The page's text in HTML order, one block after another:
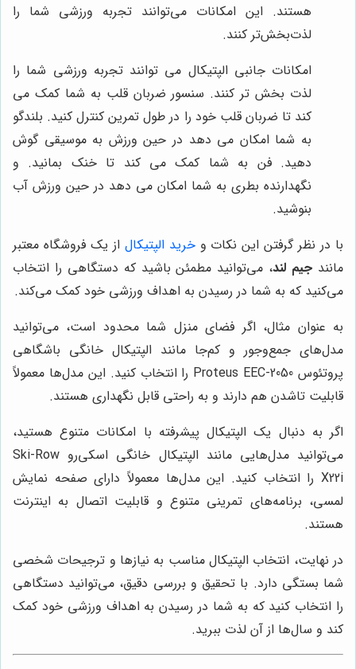
هستند. این امکانات می‌توانند تجربه ورزشی شما را
لذت‌بخش‌تر کنند.
امکانات جانبی الپتیکال می توانند تجربه ورزشی شما را
لذت بخش تر کنند. سنسور ضربان قلب به شما کمک می
کند تا ضربان قلب خود را در طول تمرین کنترل کنید. بلندگو
به شما امکان می دهد در حین ورزش به موسیقی گوش
دهید. فن به شما کمک می کند تا خنک بمانید. و
نگهدارنده بطری به شما امکان می دهد در حین ورزش آب
بنوشید.
با در نظر گرفتن این نکات وخرید الپتیکال از یک فروشگاه معتبر
مانند جیم لند، می‌توانید مطمئن باشید که دستگاهی را انتخاب
می‌کنید که به شما در رسیدن به اهداف ورزشی خود کمک می‌کند.
به عنوان مثال، اگر فضای منزل شما محدود است، می‌توانید
مدل‌های جمع‌وجور و کم‌جا مانند الپتیکال خانگی باشگاهی
پروتئوس Proteus EEC-2050 را انتخاب کنید. این مدل‌ها معمولاً
قابلیت تاشدن هم دارند و به راحتی قابل نگهداری هستند.
اگر به دنبال یک الپتیکال پیشرفته با امکانات متنوع هستید،
می‌توانید مدل‌هایی مانند الپتیکال خانگی اسکی‌رو Ski-Row
X22i را انتخاب کنید. این مدل‌ها معمولاً دارای صفحه نمایش
لمسی، برنامه‌های تمرینی متنوع و قابلیت اتصال به اینترنت
هستند.
در نهایت، انتخاب الپتیکال مناسب به نیازها و ترجیحات شخصی
شما بستگی دارد. با تحقیق و بررسی دقیق، می‌توانید دستگاهی
را انتخاب کنید که به شما در رسیدن به اهداف ورزشی خود کمک
کند و سال‌ها از آن لذت ببرید.